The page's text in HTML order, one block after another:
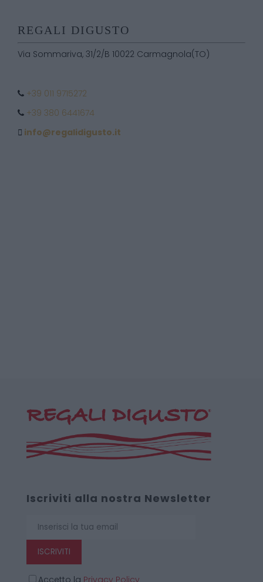
REGALI DIGUSTO
Via Sommariva, 31/2/B 10022 Carmagnola(TO)
+39 011 9715272
+39 380 6441674
info@regalidigusto.it
Iscriviti alla nostra Newsletter
ISCRIVITI